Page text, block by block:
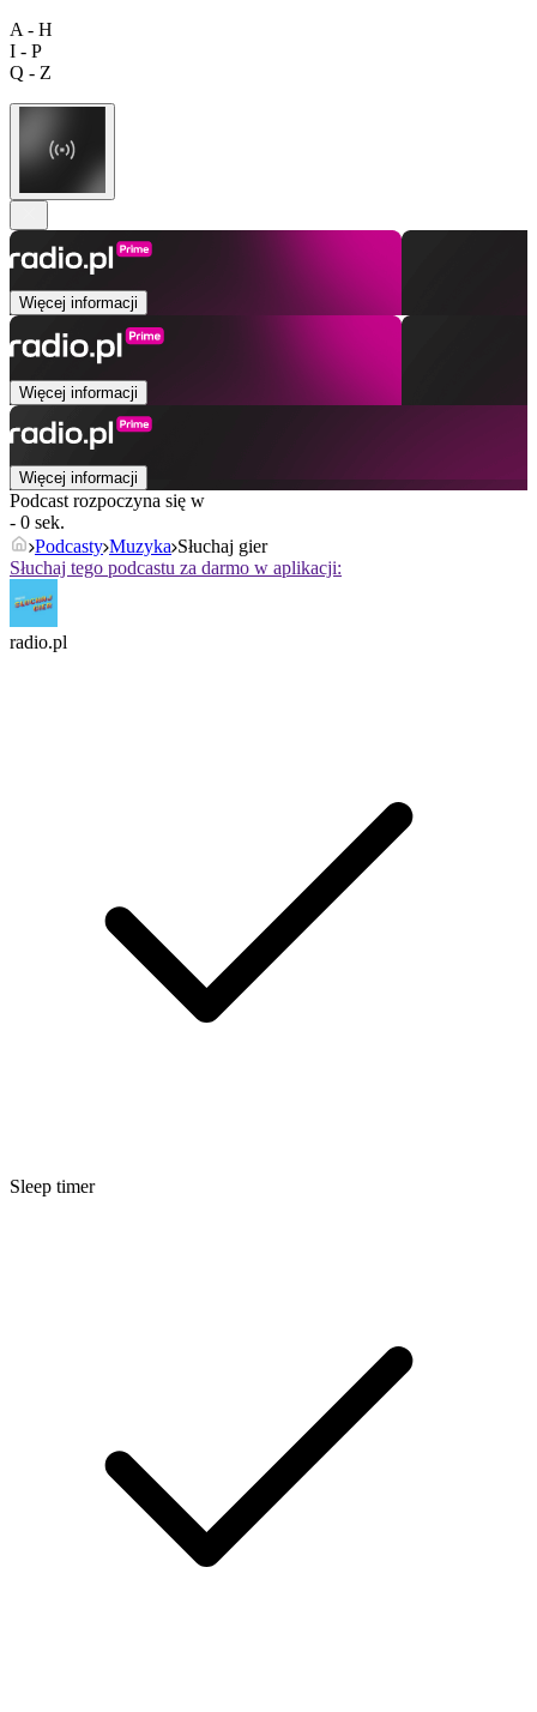
A - H
I - P
Q - Z
Więcej informacji
Więcej informacji
Więcej informacji
Podcast rozpoczyna się w
- 0 sek.
Podcasty Muzyka Słuchaj gier
Słuchaj tego podcastu za darmo w aplikacji:
radio.pl
Sleep timer